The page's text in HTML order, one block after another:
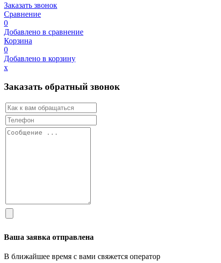
Заказать звонок
Сравнение
0
Добавлено в сравнение
Корзина
0
Добавлено в корзину
х
Заказать обратный звонок
Ваша заявка отправлена
В ближайшее время с вами свяжется оператор